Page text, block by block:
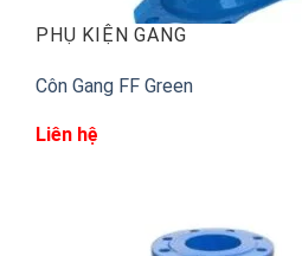
PHỤ KIỆN GANG
Côn Gang FF Green
Liên hệ